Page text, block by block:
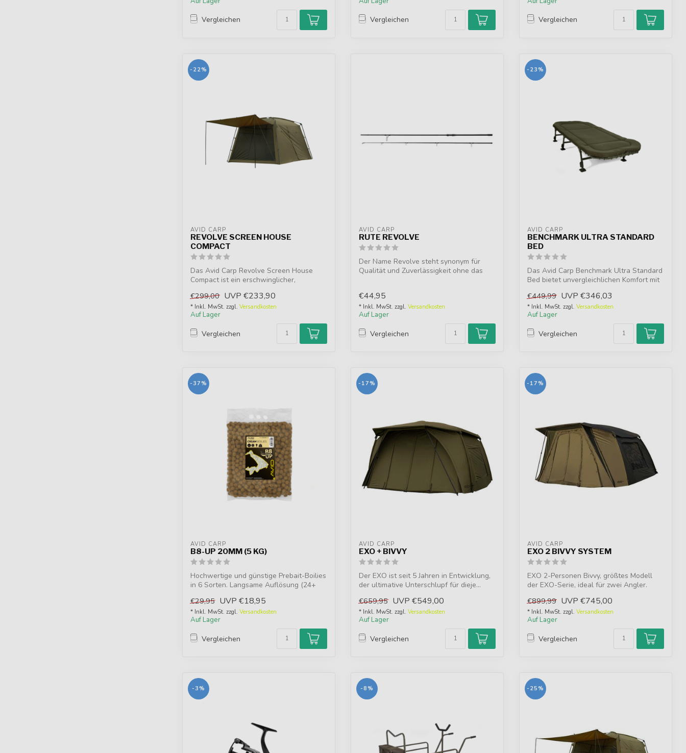
Vergleichen Vergleichen Vergleichen
-22%
AVID CARP
REVOLVE SCREEN HOUSE
COMPACT
Das Avid Carp Revolve Screen House
Compact ist ein erschwinglicher,
€299,00 UVP €233,90
* Inkl. MwSt. zzgl. Versandkosten
Auf Lager
Vergleichen
AVID CARP
RUTE REVOLVE
Der Name Revolve steht synonym für
Qualität und Zuverlässigkeit ohne das
€44,95
* Inkl. MwSt. zzgl. Versandkosten
Auf Lager
Vergleichen
-23%
AVID CARP
BENCHMARK ULTRA STANDARD
BED
Das Avid Carp Benchmark Ultra Standard
Bed bietet unvergleichlichen Komfort mit
€449,99 UVP €346,03
* Inkl. MwSt. zzgl. Versandkosten
Auf Lager
Vergleichen
-37%
AVID CARP
B8-UP 20MM (5 KG)
Hochwertige und günstige Prebait-Boilies
in 6 Sorten. Langsame Auflösung (24+
€29,95 UVP €18,95
* Inkl. MwSt. zzgl. Versandkosten
Auf Lager
Vergleichen
-17%
AVID CARP
EXO + BIVVY
Der EXO ist seit 5 Jahren in Entwicklung,
der ultimative Unterschlupf für dieje...
€659,95 UVP €549,00
* Inkl. MwSt. zzgl. Versandkosten
Auf Lager
Vergleichen
-17%
AVID CARP
EXO 2 BIVVY SYSTEM
EXO 2-Personen Bivvy, größtes Modell
der EXO-Serie, ideal für zwei Angler.
€899,99 UVP €745,00
* Inkl. MwSt. zzgl. Versandkosten
Auf Lager
Vergleichen
-3% -8% -25%